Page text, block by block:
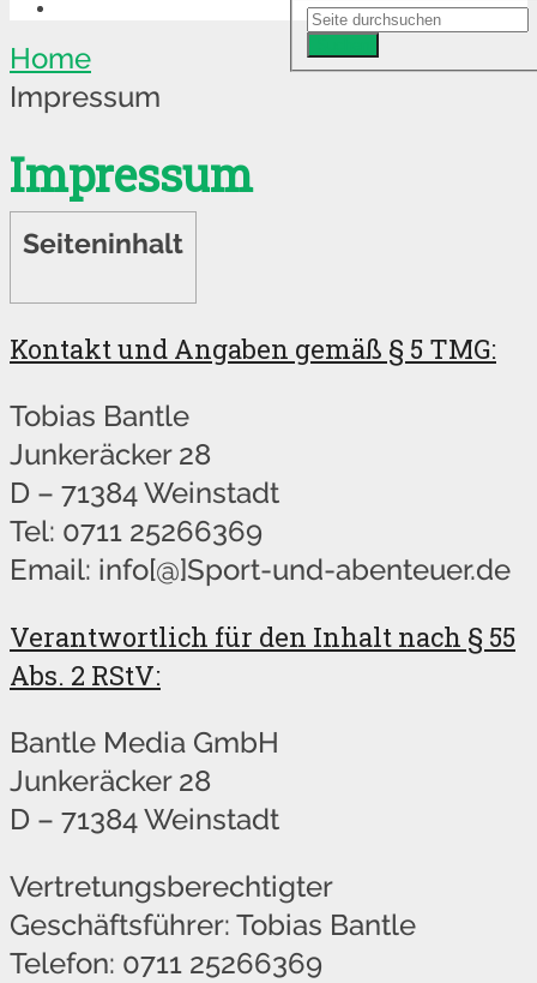
Home
Impressum
Impressum
Seiteninhalt
Kontakt und Angaben gemäß § 5 TMG:
Tobias Bantle
Junkeräcker 28
D – 71384 Weinstadt
Tel: 0711 25266369
Email: info[@]Sport-und-abenteuer.de
Verantwortlich für den Inhalt nach § 55
Abs. 2 RStV:
Bantle Media GmbH
Junkeräcker 28
D – 71384 Weinstadt
Vertretungsberechtigter
Geschäftsführer: Tobias Bantle
Telefon: 0711 25266369